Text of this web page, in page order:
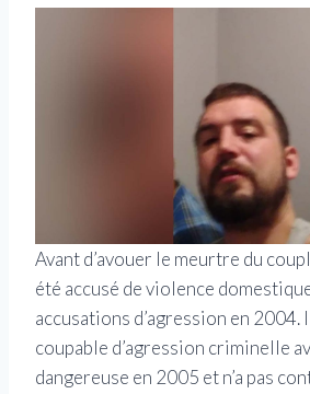
Avant d’avouer le meurtre du
été accusé de violence
accusations d’agression en 2004.
coupable d’agression criminelle
dangereuse en 2005 et n’a pas